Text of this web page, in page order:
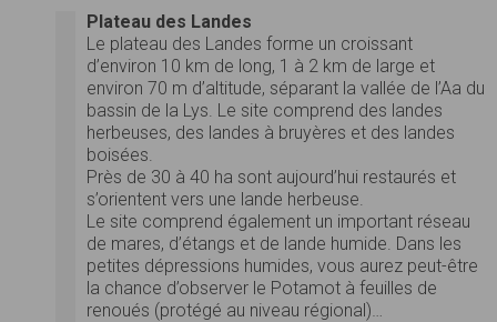
Plateau des Landes
Le plateau des Landes forme un croissant
d’environ 10 km de long, 1 à 2 km de large et
environ 70 m d’altitude, séparant la vallée de l’Aa du
bassin de la Lys. Le site comprend des landes
herbeuses, des landes à bruyères et des landes
boisées.
Près de 30 à 40 ha sont aujourd’hui restaurés et
s’orientent vers une lande herbeuse.
Le site comprend également un important réseau
de mares, d’étangs et de lande humide. Dans les
petites dépressions humides, vous aurez peut-être
la chance d’observer le Potamot à feuilles de
renoués (protégé au niveau régional)…